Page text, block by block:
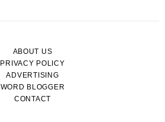
ABOUT US
PRIVACY POLICY
ADVERTISING
WORD BLOGGER
CONTACT